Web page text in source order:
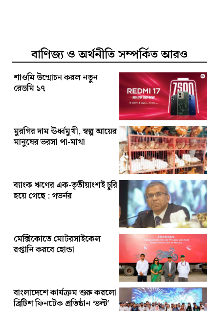
বাণিজ্য ও অর্থনীতি সম্পর্কিত আরও
শাওমি উন্মোচন করল নতুন
রেডমি ১৭
মুরগির দাম ঊর্ধ্বমুখী, স্বল্প আয়ের
মানুষের ভরসা পা-মাথা
ব্যাংক ঋণের এক-তৃতীয়াংশই চুরি
হয়ে গেছে : গভর্নর
মেক্সিকোতে মোটরসাইকেল
রপ্তানি করবে হোন্ডা
বাংলাদেশে কার্যক্রম শুরু করলো
ব্রিটিশ ফিনটেক প্রতিষ্ঠান ‘ভল্ট’